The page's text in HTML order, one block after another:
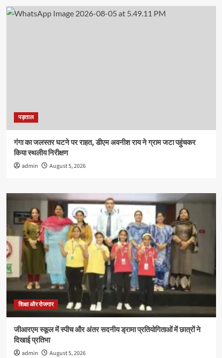
पड़ताल
गंगा का जलस्तर घटने पर राहत, डीएम अवनीश राय ने ग्राम जटा पहुंचकर
किया स्थलीय निरीक्षण
admin August 5, 2026
शिक्षा और रोजगार
जीआरएम स्कूल में स्पीच और अंतर सदनीय ड्रामा प्रतियोगिताओं में छात्रों ने
दिखाई प्रतिभा
admin August 5, 2026